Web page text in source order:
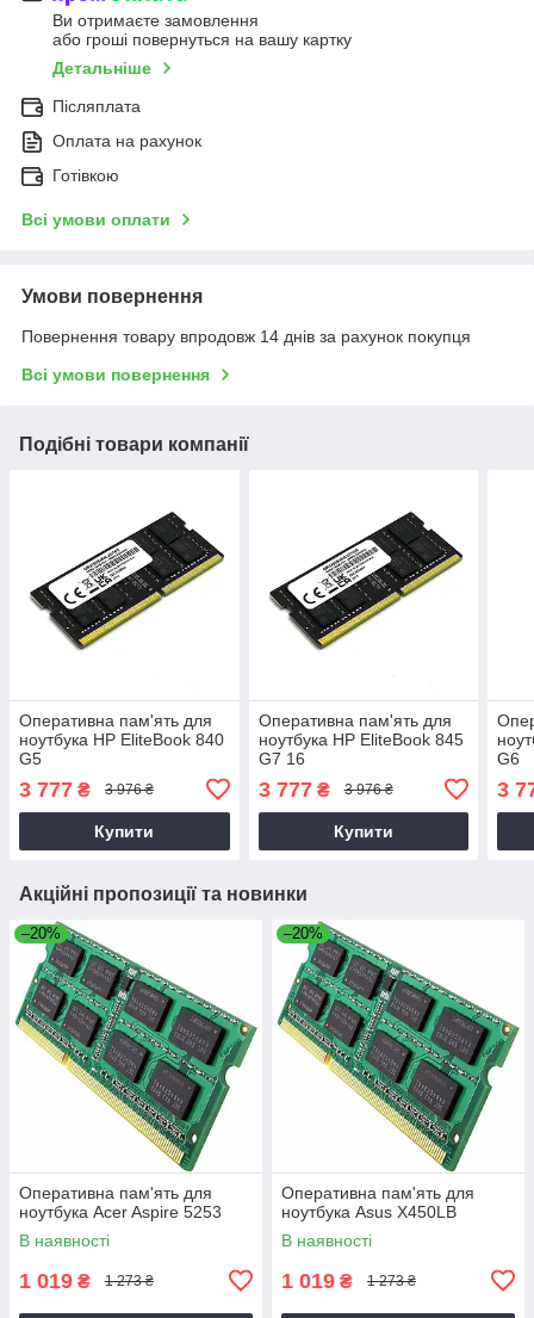
Ви отримаєте замовлення
або гроші повернуться на вашу картку
Детальніше
Післяплата
Оплата на рахунок
Готівкою
Всі умови оплати
Умови повернення
Повернення товару впродовж 14 днів за рахунок покупця
Всі умови повернення
Подібні товари компанії
Оперативна пам'ять для
ноутбука HP EliteBook 840
G5
3 777 ₴ 3 976 ₴
Купити
Оперативна пам'ять для
ноутбука HP EliteBook 845
G7 16
3 777₴ 3 976 ₴
Купити
G6
3
Акційні пропозиції та новинки
–20%
Оперативна пам'ять для
ноутбука Acer Aspire 5253
В наявності
1 019 ₴ 1 273 ₴
–20%
Оперативна пам'ять для
ноутбука Asus X450LB
В наявності
1 019 ₴ 1 273 ₴